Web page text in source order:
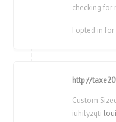
checking for
I opted in for
http://
Custom
iuhilyzqti